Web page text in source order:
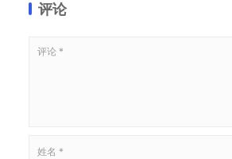
评论